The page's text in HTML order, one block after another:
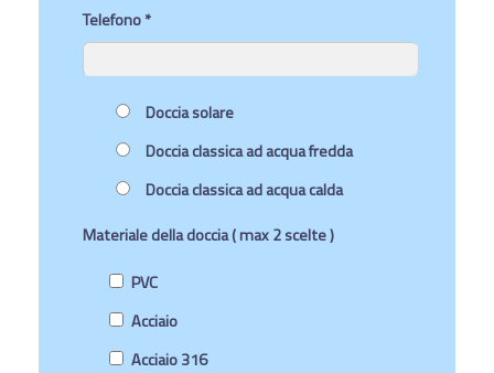
Telefono *
Doccia solare
Doccia classica ad acqua fredda
Doccia classica ad acqua calda
Materiale della doccia ( max 2 scelte )
PVC
Acciaio
Acciaio 316